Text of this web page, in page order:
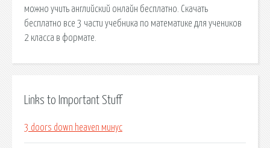
можно учить английский онлайн бесплатно. Скачать
бесплатно все 3 части учебника по математике для учеников
2 класса в формате.
Links to Important Stuff
3 doors down heaven минус